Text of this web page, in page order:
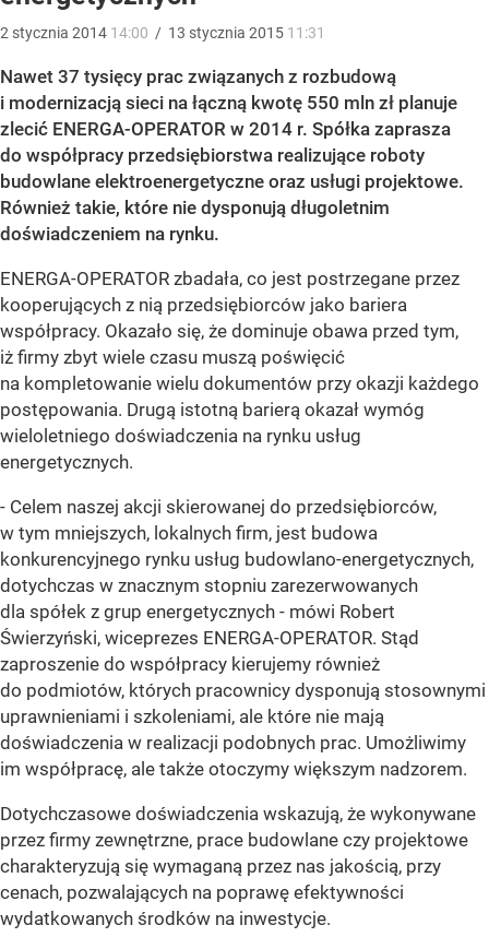
2 stycznia 2014 14:00 / 13 stycznia 2015 11:31
Nawet 37 tysięcy prac związanych z rozbudową
i modernizacją sieci na łączną kwotę 550 mln zł planuje
zlecić ENERGA-OPERATOR w 2014 r. Spółka zaprasza
do współpracy przedsiębiorstwa realizujące roboty
budowlane elektroenergetyczne oraz usługi projektowe.
Również takie, które nie dysponują długoletnim
doświadczeniem na rynku.
ENERGA-OPERATOR zbadała, co jest postrzegane przez
kooperujących z nią przedsiębiorców jako bariera
współpracy. Okazało się, że dominuje obawa przed tym,
iż firmy zbyt wiele czasu muszą poświęcić
na kompletowanie wielu dokumentów przy okazji każdego
postępowania. Drugą istotną barierą okazał wymóg
wieloletniego doświadczenia na rynku usług
energetycznych.
- Celem naszej akcji skierowanej do przedsiębiorców,
w tym mniejszych, lokalnych firm, jest budowa
konkurencyjnego rynku usług budowlano-energetycznych,
dotychczas w znacznym stopniu zarezerwowanych
dla spółek z grup energetycznych - mówi Robert
Świerzyński, wiceprezes ENERGA-OPERATOR. Stąd
zaproszenie do współpracy kierujemy również
do podmiotów, których pracownicy dysponują stosownymi
uprawnieniami i szkoleniami, ale które nie mają
doświadczenia w realizacji podobnych prac. Umożliwimy
im współpracę, ale także otoczymy większym nadzorem.
Dotychczasowe doświadczenia wskazują, że wykonywane
przez firmy zewnętrzne, prace budowlane czy projektowe
charakteryzują się wymaganą przez nas jakością, przy
cenach, pozwalających na poprawę efektywności
wydatkowanych środków na inwestycje.